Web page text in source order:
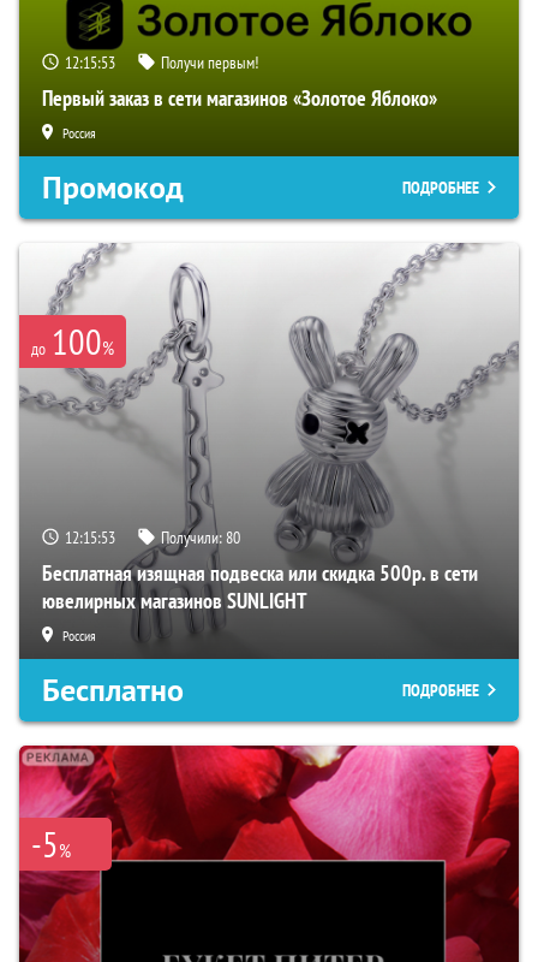
12:15:52 Получи первым!
Первый заказ в сети магазинов «Золотое Яблоко»
Россия
Промокод ПОДРОБНЕЕ
до 100%
12:15:52 Получили:80
Бесплатная изящная подвеска или скидка 500р. в сети
ювелирных магазинов SUNLIGHT
Россия
Бесплатно ПОДРОБНЕЕ
-5%